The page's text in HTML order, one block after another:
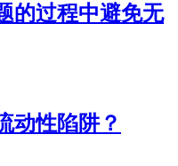
的过程中避免无
动性陷阱？